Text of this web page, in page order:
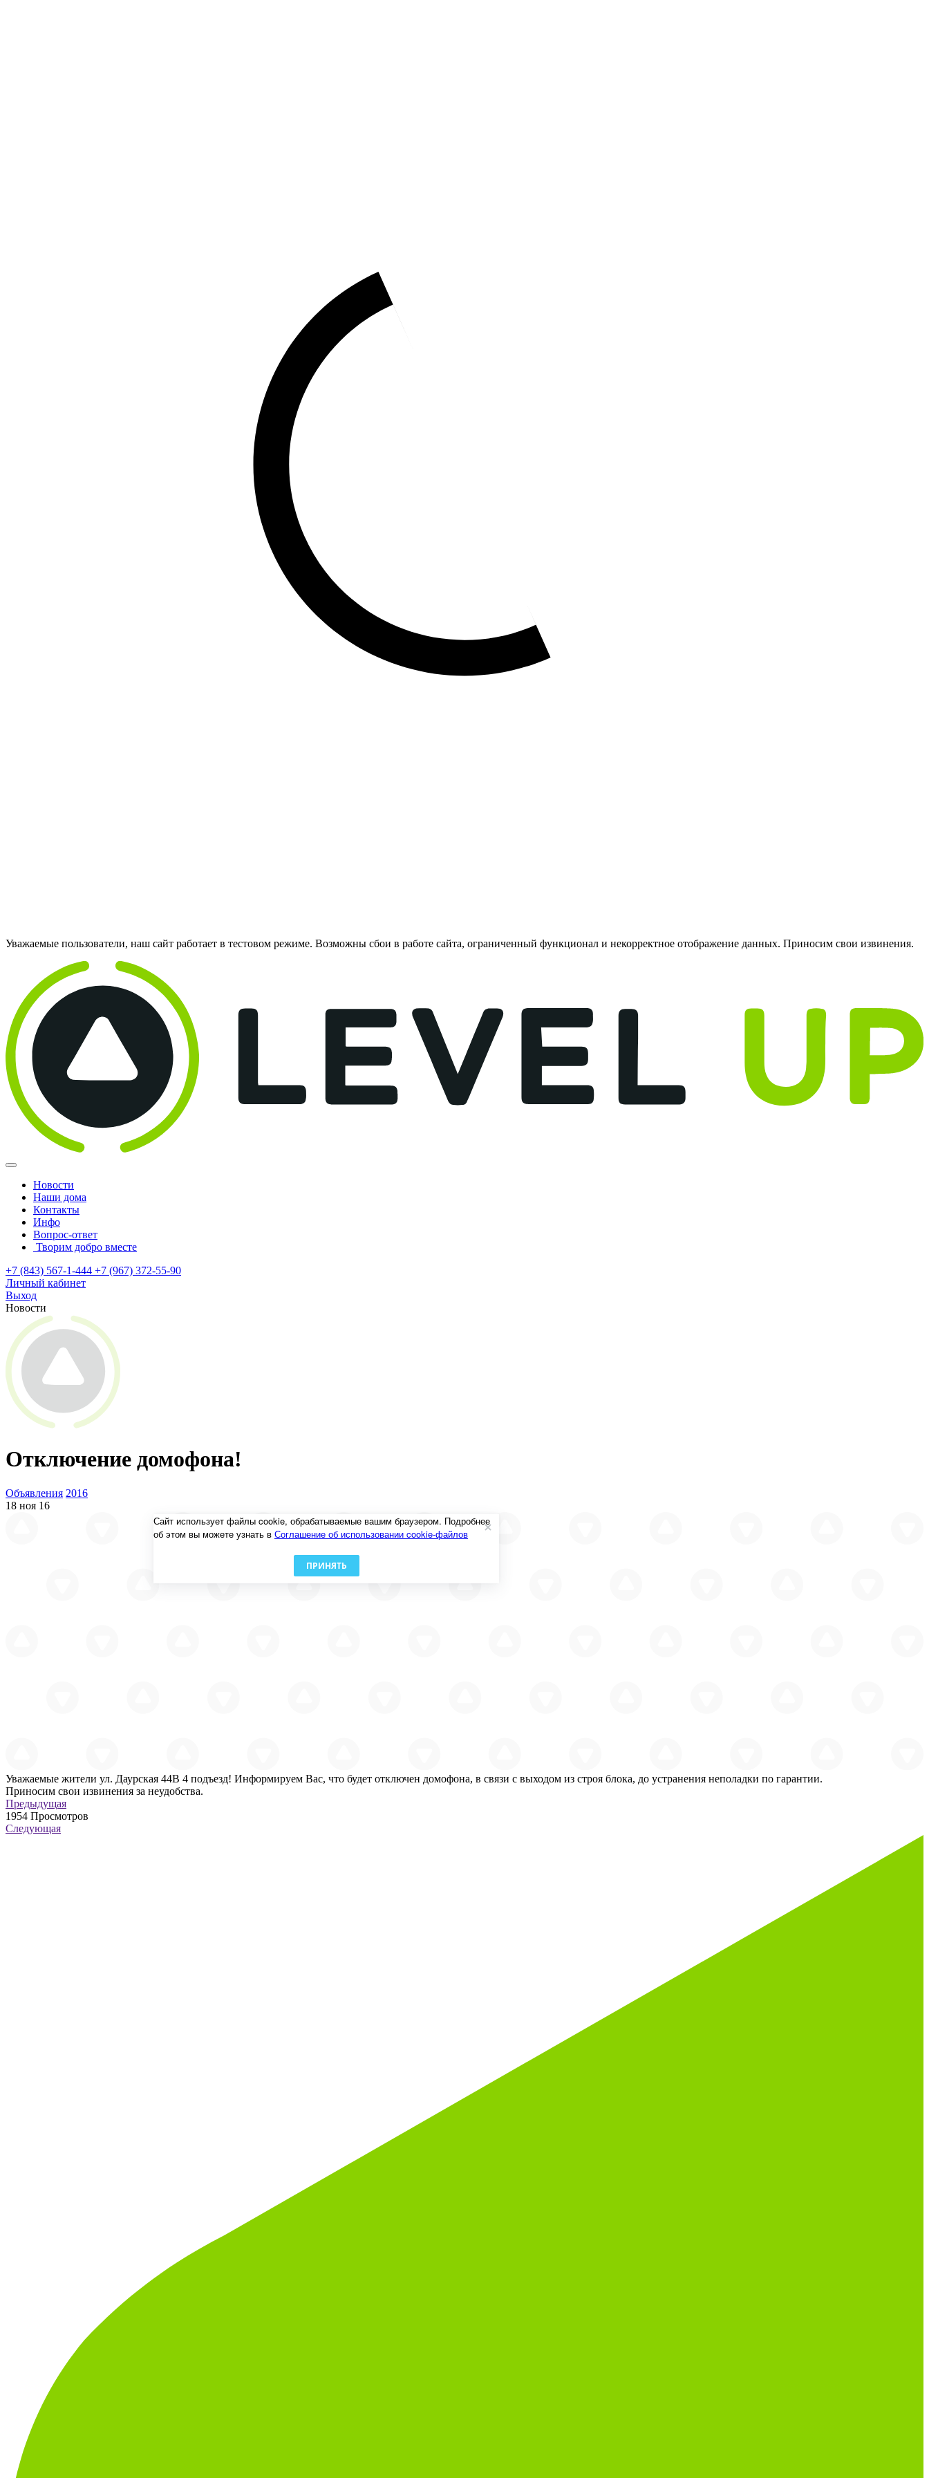
Уважаемые пользователи, наш сайт работает в тестовом режиме. Возможны сбои в работе сайта, ограниченный функционал и некорректное отображение данных. Приносим свои извинения.
Новости
Наши дома
Контакты
Инфо
Вопрос-ответ
Творим добро вместе
+7 (843) 567-1-444 +7 (967) 372-55-90
Личный кабинет
Выход
Новости
Отключение домофона!
Объявления 2016
18 ноя 16
Уважаемые жители ул. Даурская 44В 4 подъезд! Информируем Вас, что будет отключен домофона, в связи с выходом из строя блока, до устранения неполадки по гарантии.
Приносим свои извинения за неудобства.
Предыдущая
1954 Просмотров
Следующая
Сайт использует файлы cookie, обрабатываемые вашим браузером. Подробнее
об этом вы можете узнать в Соглашение об использовании cookie-файлов
ПРИНЯТЬ